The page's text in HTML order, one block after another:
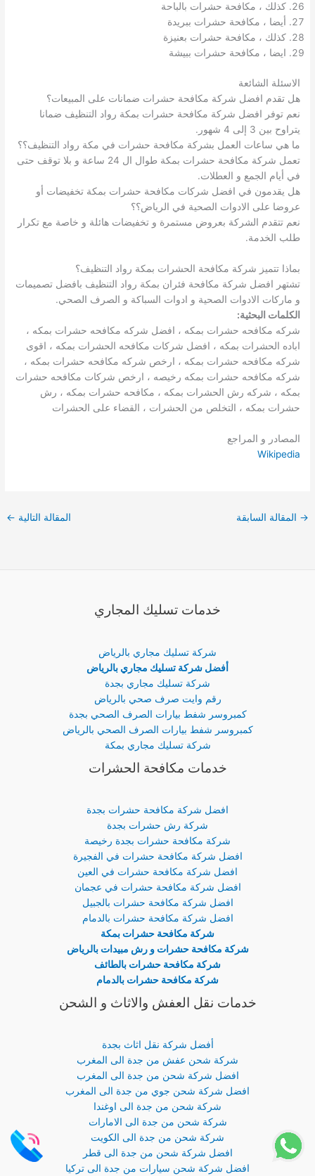
كذلك ، مكافحة حشرات بالباحة
أيضا ، مكافحة حشرات ببريدة
كذلك ، مكافحة حشرات بعنيزة
ايضا ، مكافحة حشرات ببيشة
الاسئلة الشائعة
هل تقدم افضل شركة مكافحة حشرات ضمانات على المبيعات؟
نعم توفر افضل شركة مكافحة حشرات بمكة رواد التنظيف ضمانا
يتراوح بين 3 إلى 4 شهور.
ما هي ساعات العمل بشركة مكافحة حشرات في مكة رواد التنظيف؟؟
تعمل شركة مكافحة حشرات بمكة طوال ال 24 ساعة و بلا توقف حتى
في أيام الجمع و العطلات.
هل يقدمون في افضل شركات مكافحة حشرات بمكة تخفيضات أو
عروضا على الادوات الصحية في الرياض؟؟
نعم تتقدم الشركة بعروض مستمرة و تخفيضات هائلة و خاصة مع تكرار
طلب الخدمة.
بماذا تتميز شركة مكافحة الحشرات بمكة رواد التنظيف؟
تشتهر افضل شركة مكافحة فئران بمكة رواد التنظيف بافضل تصميمات
و ماركات الادوات الصحية و ادوات السباكة و الصرف الصحي.
الكلمات البحثية:
شركه مكافحه حشرات بمكه ، افضل شركه مكافحه حشرات بمكه ،
اباده الحشرات بمكه ، افضل شركات مكافحه الحشرات بمكه ، اقوى
شركه مكافحه حشرات بمكه ، ارخص شركه مكافحه حشرات بمكه ،
شركه مكافحه حشرات بمكه رخيصه ، ارخص شركات مكافحه حشرات
بمكه ، شركه رش الحشرات بمكه ، مكافحه حشرات بمكه ، رش
حشرات بمكه ، التخلص من الحشرات ، القضاء على الحشرات
المصادر و المراجع
Wikipedia
→ المقالة السابقة المقالة التالية ←
خدمات تسليك المجاري
شركة تسليك مجاري بالرياض
أفضل شركة تسليك مجاري بالرياض
شركة تسليك مجاري بجدة
رقم وايت صرف صحي بالرياض
كمبروسر شفط بيارات الصرف الصحي بجدة
كمبروسر شفط بيارات الصرف الصحي بالرياض
شركة تسليك مجاري بمكة
خدمات مكافحة الحشرات
افضل شركة مكافحة حشرات بجدة
شركة رش حشرات بجدة
شركة مكافحة حشرات بجدة رخيصة
افضل شركة مكافحة حشرات في الفجيرة
افضل شركة مكافحة حشرات في العين
افضل شركة مكافحة حشرات في عجمان
افضل شركة مكافحة حشرات بالجبيل
افضل شركة مكافحة حشرات بالدمام
شركة مكافحة حشرات بمكة
شركة مكافحة حشرات و رش مبيدات بالرياض
شركة مكافحة حشرات بالطائف
شركة مكافحة حشرات بالدمام
خدمات نقل العفش والاثاث و الشحن
أفضل شركة نقل اثاث بجدة
شركة شحن عفش من جدة الى المغرب
افضل شركة شحن من جدة الى المغرب
افضل شركة شحن جوي من جدة الى المغرب
شركة شحن من جدة الى اوغندا
شركة شحن من جدة الى الامارات
شركة شحن من جدة الى الكويت
افضل شركة شحن من جدة الى قطر
افضل شركة شحن سيارات من جدة الى تركيا